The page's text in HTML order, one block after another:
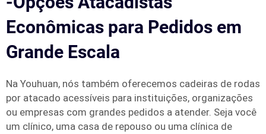
Econômicas para Pedidos em
Grande Escala
Na Youhuan, nós também oferecemos cadeiras de rodas
por atacado acessíveis para instituições, organizações
ou empresas com grandes pedidos a atender. Seja você
um clínico, uma casa de repouso ou uma clínica de